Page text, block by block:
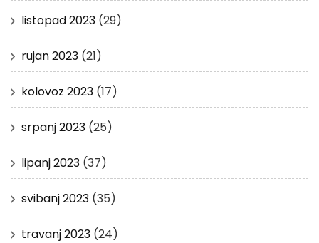
listopad 2023 (29)
rujan 2023 (21)
kolovoz 2023 (17)
srpanj 2023 (25)
lipanj 2023 (37)
svibanj 2023 (35)
travanj 2023 (24)